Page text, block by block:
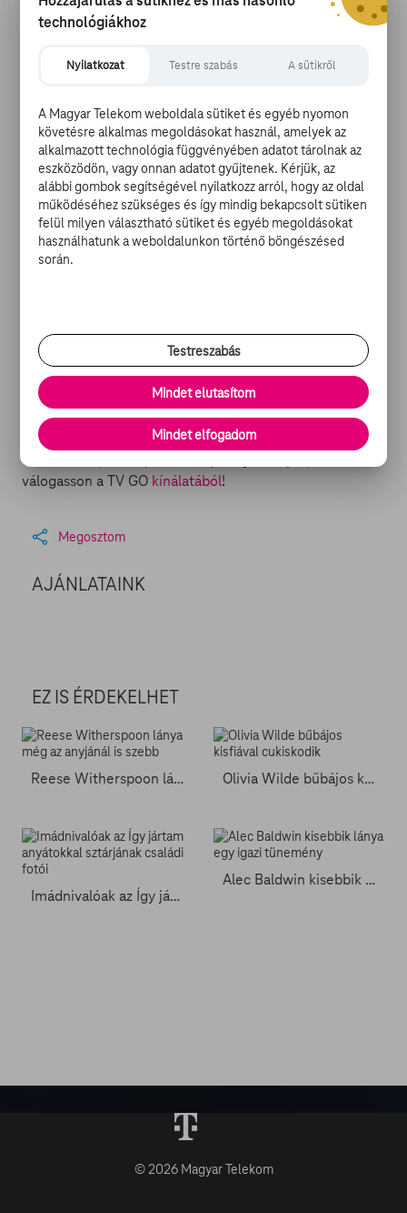
filmproducer, akivel a színésznő rövid ideig
vállalta fel az apaságot, amíg egy DNS-teszt nem
Damian egy tucat híres és befolyásos keresztszülővel
bír, többek között Hurley korábbi élettársa, Hugh Grant,
az énekes-zeneszerző Elton John és Patsy Kensit
színész-énekesnő is egyengeti a kissrác életét.
TOVÁBBI OLVASNIVALÓK:
Mi aTV GO? Egy szórakoztató portál, ahol filmeket,
sorozatokat és tévéműsorokat nézhet, friss hírekkel és
filmes cikkekkel kiegészítve. Mindez bárhol, bármikor,
bármilyen regisztrált készüléken (számítógép,
okostelefon, tablet, okostévé).
válogasson a TV GO kínálatából!
Megosztom
AJÁNLATAINK
EZ IS ÉRDEKELHET
Reese Witherspoon lánya még az anyjánál is szebb Olivia Wilde bűbájos kisfiával cukiskodik
Imádnivalóak az Így jártam anyátokkal sztárjának családi fotói
Alec Baldwin kisebbik lánya egy igazi tünemény
© 2026 Magyar Telekom
technológiákhoz
Nyilatkozat Testre szabás A sütikről
A Magyar Telekom weboldala sütiket és egyéb nyomon
követésre alkalmas megoldásokat használ, amelyek az
alkalmazott technológia függvényében adatot tárolnak az
eszközödön, vagy onnan adatot gyűjtenek. Kérjük, az
alábbi gombok segítségével nyilatkozz arról, hogy az oldal
működéséhez szükséges és így mindig bekapcsolt sütiken
felül milyen választható sütiket és egyéb megoldásokat
használhatunk a weboldalunkon történő böngészésed
során.
Testreszabás
Mindet elutasítom
Mindet elfogadom